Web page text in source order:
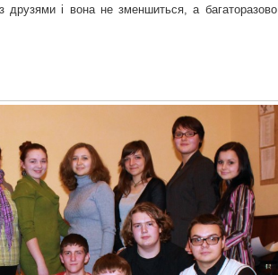
друзями і вона не зменшиться, а багаторазово